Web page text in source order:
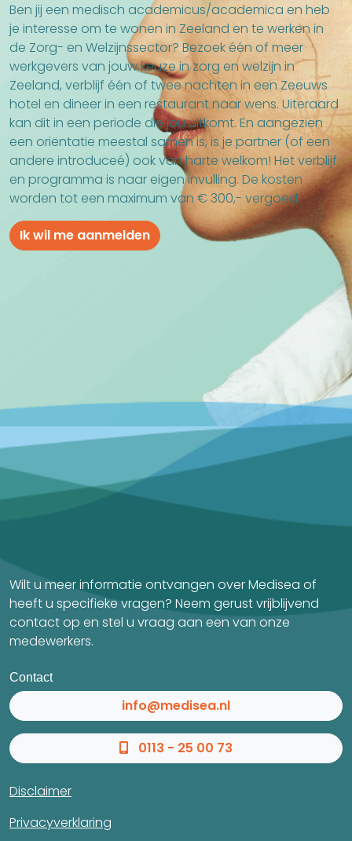
Ben jij een medisch academicus/academica en heb
je interesse om te wonen in Zeeland en te werken in
de Zorg- en Welzijnssector? Bezoek één of meer
werkgevers van jouw keuze in zorg en welzijn in
Zeeland, verblijf één of twee nachten in een Zeeuws
hotel en dineer in een restaurant naar wens. Uiteraard
kan dit in een periode die jou uitkomt. En aangezien
een oriëntatie meestal samen is, is je partner (of een
andere introduceé) ook van harte welkom! Het verblijf
en programma is naar eigen invulling. De kosten
worden tot een maximum van € 300,- vergoed.
Ik wil me aanmelden
Wilt u meer informatie ontvangen over Medisea of
heeft u specifieke vragen? Neem gerust vrijblijvend
contact op en stel u vraag aan een van onze
medewerkers.
Contact
info@medisea.nl
0113 - 25 00 73
Disclaimer
Privacyverklaring